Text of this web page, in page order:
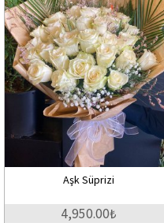
Aşk Süprizi
4,950.00₺